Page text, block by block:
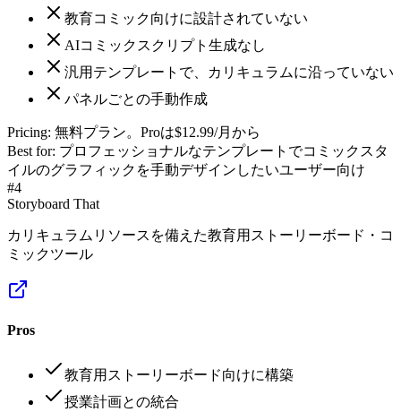
教育コミック向けに設計されていない
AIコミックスクリプト生成なし
汎用テンプレートで、カリキュラムに沿っていない
パネルごとの手動作成
Pricing: 無料プラン。Proは$12.99/月から
Best for: プロフェッショナルなテンプレートでコミックスタ
イルのグラフィックを手動デザインしたいユーザー向け
#4
Storyboard That
カリキュラムリソースを備えた教育用ストーリーボード・コ
ミックツール
Pros
教育用ストーリーボード向けに構築
授業計画との統合